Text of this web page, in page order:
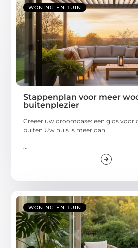
WONING EN TUIN
Stappenplan voor meer
buitenplezier
Creëer uw droomoase: een gids
buiten Uw huis is meer dan
WONING EN TUIN